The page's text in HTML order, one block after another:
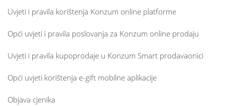
Uvjeti i pravila korištenja Konzum online platforme
Opći uvjeti i pravila poslovanja za Konzum online prodaju
Uvjeti i pravila kupoprodaje u Konzum Smart prodavaonici
Opći uvjeti korištenja e-gift mobilne aplikacije
Objava cjenika